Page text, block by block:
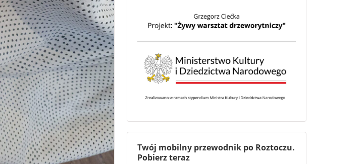
Twój mobilny przewodnik po Roztoczu.
Pobierz teraz